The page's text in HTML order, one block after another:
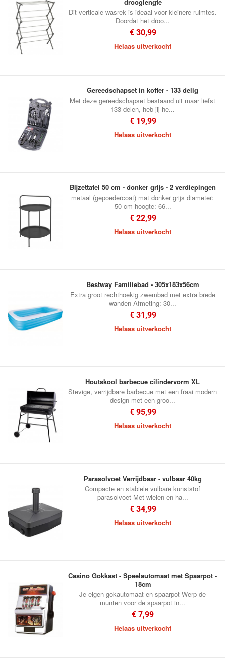
Dit verticale wasrek is ideaal voor kleinere ruimtes.
Doordat het droo...
€ 30,99
Helaas uitverkocht
Gereedschapset in koffer - 133 delig
Met deze gereedschapset bestaand uit maar liefst
133 delen, heb jij he...
€ 19,99
Helaas uitverkocht
Bijzettafel 50 cm - donker grijs - 2 verdiepingen
metaal (gepoedercoat) mat donker grijs diameter:
50 cm hoogte: 66...
€ 22,99
Helaas uitverkocht
Bestway Familiebad - 305x183x56cm
Extra groot rechthoekig zwembad met extra brede
wanden Afmeting: 30...
€ 31,99
Helaas uitverkocht
Houtskool barbecue cilindervorm XL
Stevige, verrijdbare barbecue met een fraai modern
design met een groo...
€ 95,99
Helaas uitverkocht
Parasolvoet Verrijdbaar - vulbaar 40kg
Compacte en stabiele vulbare kunststof
parasolvoet Met wielen en ha...
€ 34,99
Helaas uitverkocht
Casino Gokkast - Speelautomaat met Spaarpot -
18cm
Je eigen gokautomaat en spaarpot Werp de
munten voor de spaarpot in...
€ 7,99
Helaas uitverkocht